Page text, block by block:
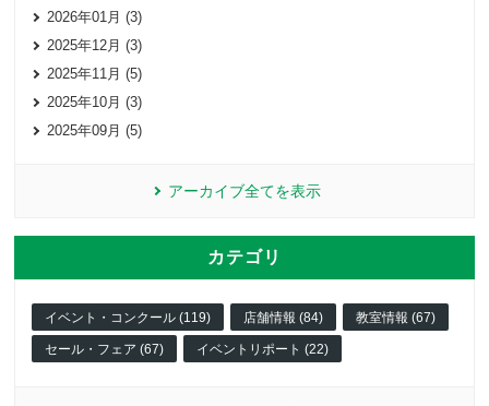
2026年01月 (3)
2025年12月 (3)
2025年11月 (5)
2025年10月 (3)
2025年09月 (5)
アーカイブ全てを表示
カテゴリ
イベント・コンクール (119) 店舗情報 (84) 教室情報 (67)
セール・フェア (67) イベントリポート (22)